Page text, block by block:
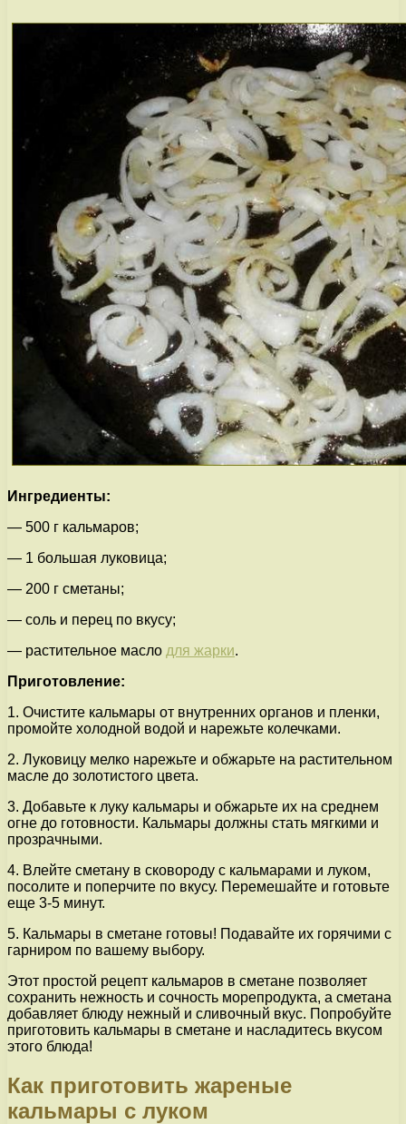
Ингредиенты:
— 500 г кальмаров;
— 1 большая луковица;
— 200 г сметаны;
— соль и перец по вкусу;
— растительное масло для жарки.
Приготовление:
1. Очистите кальмары от внутренних органов и пленки,
промойте холодной водой и нарежьте колечками.
2. Луковицу мелко нарежьте и обжарьте на растительном
масле до золотистого цвета.
3. Добавьте к луку кальмары и обжарьте их на среднем
огне до готовности. Кальмары должны стать мягкими и
прозрачными.
4. Влейте сметану в сковороду с кальмарами и луком,
посолите и поперчите по вкусу. Перемешайте и готовьте
еще 3-5 минут.
5. Кальмары в сметане готовы! Подавайте их горячими с
гарниром по вашему выбору.
Этот простой рецепт кальмаров в сметане позволяет
сохранить нежность и сочность морепродукта, а сметана
добавляет блюду нежный и сливочный вкус. Попробуйте
приготовить кальмары в сметане и насладитесь вкусом
этого блюда!
Как приготовить жареные
кальмары с луком